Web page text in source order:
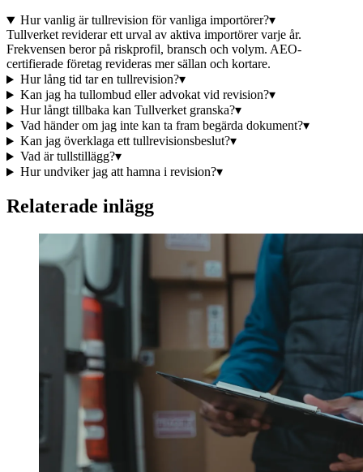
Hur vanlig är tullrevision för vanliga importörer?▾
Tullverket reviderar ett urval av aktiva importörer varje år.
Frekvensen beror på riskprofil, bransch och volym. AEO-
certifierade företag revideras mer sällan och kortare.
Hur lång tid tar en tullrevision?▾
Kan jag ha tullombud eller advokat vid revision?▾
Hur långt tillbaka kan Tullverket granska?▾
Vad händer om jag inte kan ta fram begärda dokument?▾
Kan jag överklaga ett tullrevisionsbeslut?▾
Vad är tullstillägg?▾
Hur undviker jag att hamna i revision?▾
Relaterade inlägg